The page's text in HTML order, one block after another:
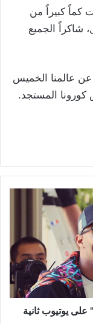
كماً كبيراً من
شاكراً الجميع
عالمنا الخميس
المستجد.
يوتيوب ثانية